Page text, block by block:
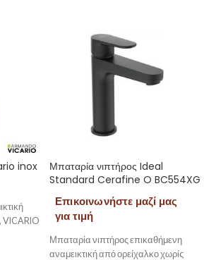
inox
VICARIO
Μπαταρία νιπτήρος Ideal
Standard Cerafine O BC554XG
Επικοινωνήστε μαζί μας
για τιμή
Μπαταρία νιπτήρος επικαθήμενη
αναμεικτική από ορείχαλκο χωρίς